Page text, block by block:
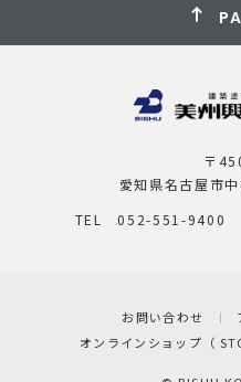
〒
愛知県名古屋市
TEL 052-551-9400
お問い合わせ
オンラインショップ（